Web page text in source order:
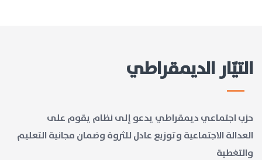
التيّار الديمقراطي
حزب اجتماعي ديمقراطي يدعو إلى نظام يقوم على
العدالة الاجتماعية وتوزيع عادل للثروة وضمان مجانية التعليم
والتغطية